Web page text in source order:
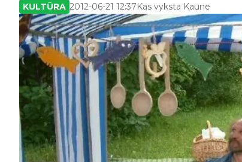
KULTŪRA 2012-06-21 12:37Kas vyksta Kaune